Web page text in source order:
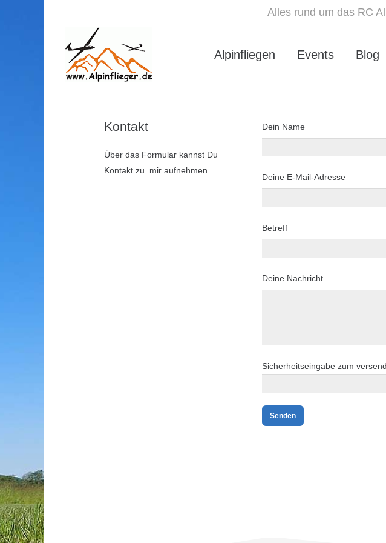
Alles rund um das RC
Alpinfliegen Events Blog
Kontakt
Über das Formular kannst Du
Kontakt zu mir aufnehmen.
Dein Name
Deine E-Mail-Adresse
Betreff
Deine Nachricht
Sicherheitseingabe zum